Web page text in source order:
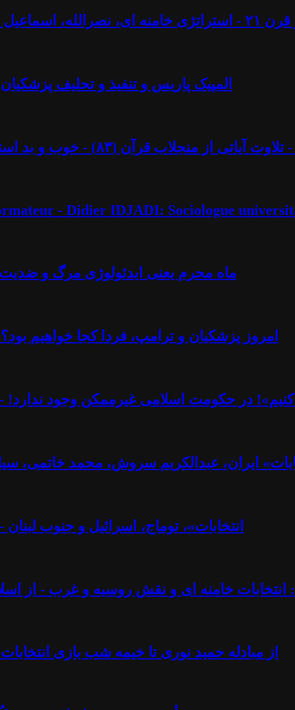
مادورو - دکتر جلال ایجادی
المپیک پاریس و تنفیذ و تحلیف
و بد استبداد پهلوی - آزاد فارسانی، روشنگران قادسیه
- Didier IDJADI: Sociologue
ماه محرم یعنی ایدئولوژی مرگ و ضدیت
امروز پزشکیان و ترامپ، فردا کجا خواهیم
کنیم»! در حکومت اسلامی غیرممکن وجود ندارد!
ایران، عبدالکریم سروش، محمد
«انتخابات»، توماج، اسرائیل و جنوب
انتخابات خامنه ای و نقش روسیه و غرب - از
از مبادله حمید نوری تا خیمه شب بازی